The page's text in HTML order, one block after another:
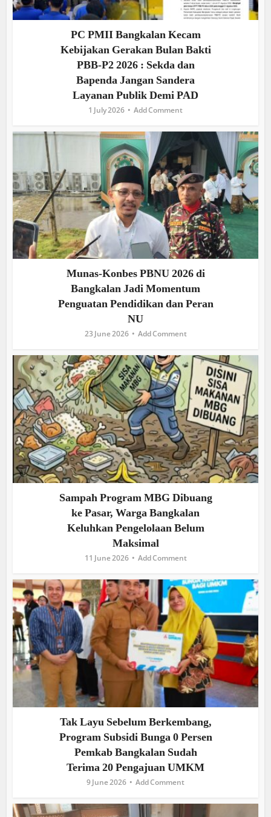
PC PMII Bangkalan Kecam
Kebijakan Gerakan Bulan Bakti
PBB-P2 2026 : Sekda dan
Bapenda Jangan Sandera
Layanan Publik Demi PAD
1 July 2026 Add Comment
Munas-Konbes PBNU 2026 di
Bangkalan Jadi Momentum
Penguatan Pendidikan dan Peran
NU
23 June 2026 Add Comment
Sampah Program MBG Dibuang
ke Pasar, Warga Bangkalan
Keluhkan Pengelolaan Belum
Maksimal
11 June 2026 Add Comment
Tak Layu Sebelum Berkembang,
Program Subsidi Bunga 0 Persen
Pemkab Bangkalan Sudah
Terima 20 Pengajuan UMKM
9 June 2026 Add Comment